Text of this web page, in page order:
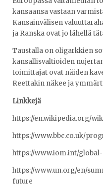
kansaansa vastaan
Kansainvälisen
ja Ranska ovat jo lähellä
Taustalla on oligarkkien
kansallisvaltioiden
toimittajat ovat näiden
Reettakin näkee ja
Linkkejä
https://en.wikipedia.org/
https://www.bbc.co.uk/
https://www.iom.int/
https://www.un.org/en/
future